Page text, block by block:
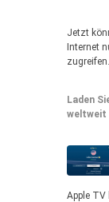
Jetzt
Internet
zugreifen.
Laden
weltweit
Apple TV